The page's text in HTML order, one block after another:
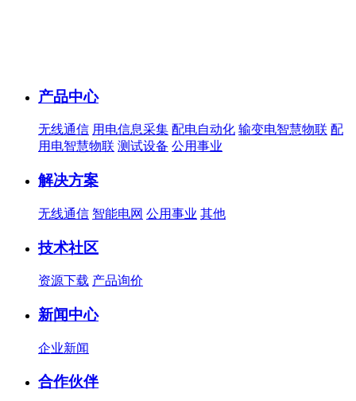
产品中心
无线通信 用电信息采集 配电自动化 输变电智慧物联 配
用电智慧物联 测试设备 公用事业
解决方案
无线通信 智能电网 公用事业 其他
技术社区
资源下载 产品询价
新闻中心
企业新闻
合作伙伴